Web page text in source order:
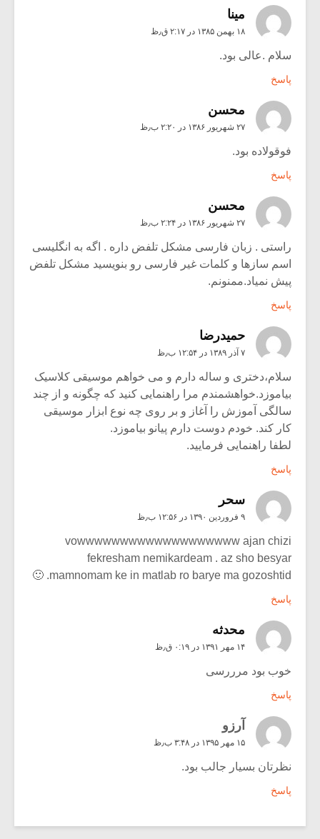
مینا
۱۸ بهمن ۱۳۸۵ در ۲:۱۷ ق٫ظ
سلام .عالی بود.
پاسخ
محسن
۲۷ شهریور ۱۳۸۶ در ۲:۲۰ ب٫ظ
فوقولاده بود.
پاسخ
محسن
۲۷ شهریور ۱۳۸۶ در ۲:۲۴ ب٫ظ
راستی . زبان فارسی مشکل تلفض داره . اگه به انگلیسی
اسم سازها و کلمات غیر فارسی رو بنویسید مشکل تلفض
پیش نمیاد.ممنونم.
پاسخ
حمیدرضا
۷ آذر ۱۳۸۹ در ۱۲:۵۴ ب٫ظ
سلام،دختری و ساله دارم و می خواهم موسیقی کلاسیک
بیاموزد.خواهشمندم مرا راهنمایی کنید که چگونه و از چند
سالگی آموزش را آغاز و بر روی چه نوع ابزار موسیقی
کار کند. خودم دوست دارم پیانو بیاموزد.
لطفا راهنمایی فرمایید.
پاسخ
سحر
۹ فروردین ۱۳۹۰ در ۱۲:۵۶ ب٫ظ
vowwwwwwwwwwwwwwwwwww ajan chizi
fekresham nemikardeam . az sho besyar
mamnomam ke in matlab ro barye ma gozoshtid. 🙂
پاسخ
محدثه
۱۴ مهر ۱۳۹۱ در ۰:۱۹ ق٫ظ
خوب بود مرررسی
پاسخ
آرزو
۱۵ مهر ۱۳۹۵ در ۳:۴۸ ب٫ظ
نظرتان بسیار جالب بود.
پاسخ